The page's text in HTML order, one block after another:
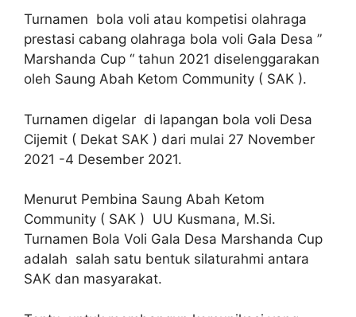
Turnamen bola voli atau kompetisi olahraga
prestasi cabang olahraga bola voli Gala Desa ”
Marshanda Cup “ tahun 2021 diselenggarakan
oleh Saung Abah Ketom Community ( SAK ).
Turnamen digelar di lapangan bola voli Desa
Cijemit ( Dekat SAK ) dari mulai 27 November
2021 -4 Desember 2021.
Menurut Pembina Saung Abah Ketom
Community ( SAK ) UU Kusmana, M.Si.
Turnamen Bola Voli Gala Desa Marshanda Cup
adalah salah satu bentuk silaturahmi antara
SAK dan masyarakat.